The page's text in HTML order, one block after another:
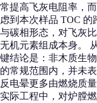
常提高飞灰电阻率，
虑到本次样品 TOC
与碳相形态，对飞灰
无机元素组成本身。
键结论是：非木质生
的常规范围内，并未
反电晕更多由燃烧质
实际工程中，对炉膛